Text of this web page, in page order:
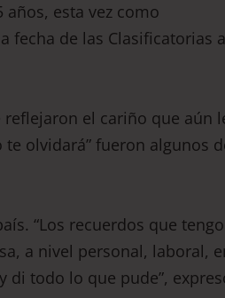
esta vez como
fecha de las Clasificatorias
el cariño que aún
te olvidará” fueron algunos
“Los recuerdos que tengo
a nivel personal, laboral,
di todo lo que pude”,